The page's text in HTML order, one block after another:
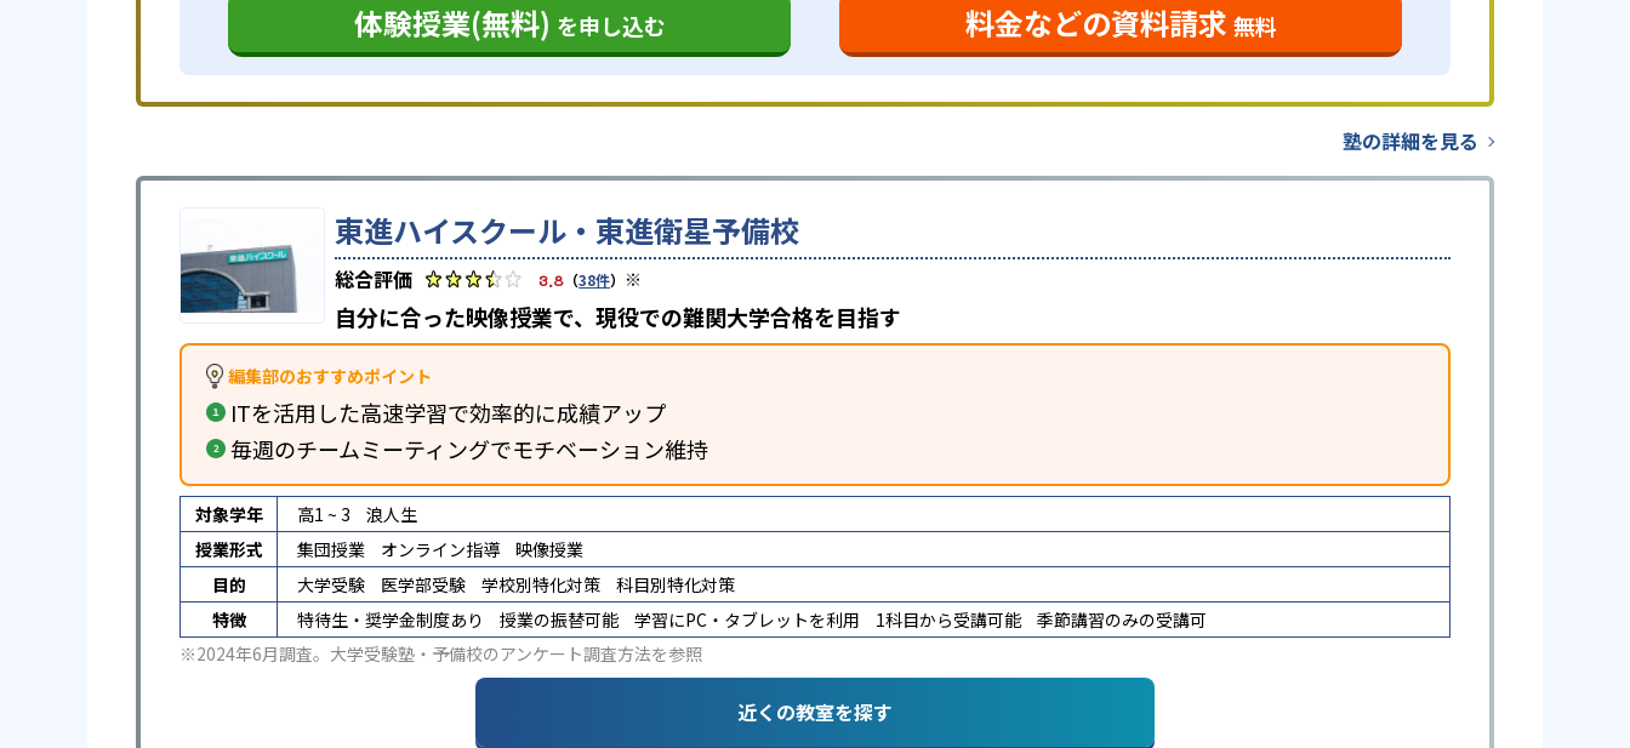
体験授業(無料) を申し込む 料金などの資料請求 無料
塾の詳細を見る
東進ハイスクール・東進衛星予備校
3.8 （38件） ※
自分に合った映像授業で、現役での難関大学合格を目指す
編集部のおすすめポイント
ITを活用した高速学習で効率的に成績アップ
毎週のチームミーティングでモチベーション維持
対象学年 高1 ~ 3
浪人生
授業形式
集団授業 オンライン指導
映像授業
目的
大学受験 医学部受験 学校別特化対策
科目別特化対策
特徴
特待生・奨学金制度あり 授業の振替可能 学習にPC・タブレットを利用 1科目から受講可能
季節講習のみの受講可
※2024年6月調査。 大学受験塾・予備校のアンケート調査方法を参照
近くの教室を探す